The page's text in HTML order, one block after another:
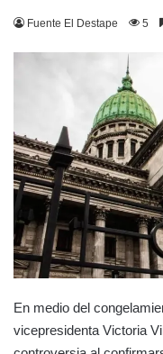
Fuente El Destape 5
En medio del
vicepresidenta Victoria